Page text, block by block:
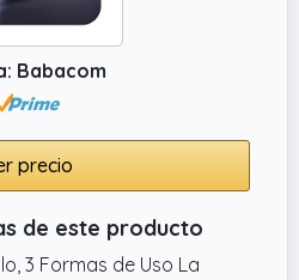
Babacom
precio
de este producto
3 Formas de Uso La